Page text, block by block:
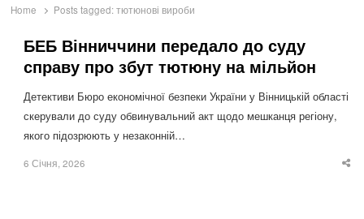
Home Posts tagged:тютюнові вироби
БЕБ Вінниччини передало до суду
справу про збут тютюну на мільйон
Детективи Бюро економічної безпеки України у Вінницькій області
скерували до суду обвинувальний акт щодо мешканця регіону,
якого підозрюють у незаконній…
6 Січня, 2026